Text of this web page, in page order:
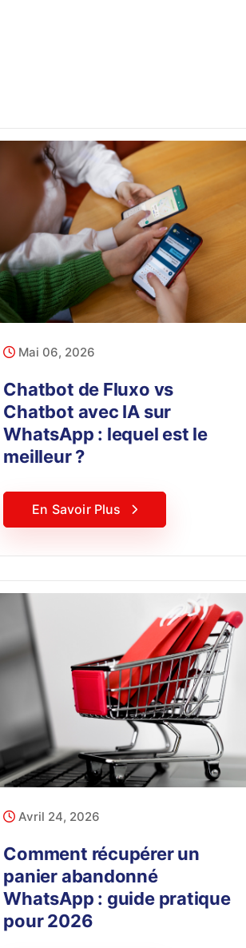
Mai 06, 2026
Chatbot de Fluxo vs
Chatbot avec IA sur
WhatsApp : lequel est le
meilleur ?
En Savoir Plus
Avril 24, 2026
Comment récupérer un
panier abandonné
WhatsApp : guide pratique
pour 2026